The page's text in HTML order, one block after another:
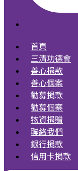
首頁
三清功德會
善心捐款
善心個案
勸募捐款
勸募個案
物資捐贈
聯絡我們
銀行捐款
信用卡捐款